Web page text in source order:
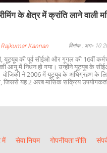
के क्षेत्र में क्रांति लाने वाली
Kannan दिनांक : अग॰ 10
यूट्यूब की पूर्व सीईओ और गूगल की 16वीं
की आयु में निधन हो गया। उन्होंने यूट्यूब के
वोजिकी ने 2006 में यूट्यूब के अधिग्रहण के
जिससे यह 2 अरब मासिक सक्रिय
में सेवा नियम गोपनीयता नीति